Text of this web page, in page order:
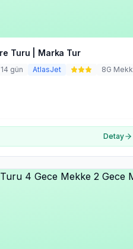
Turu | Marka Tur
14 gün AtlasJet 8G
Detay